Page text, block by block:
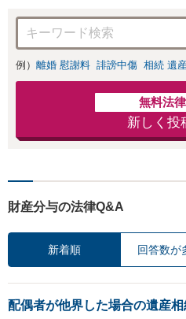
例） 離婚 慰謝料 誹謗中傷 相続 遺
無料法
新しく投
財産分与の法律Q&A
新着順 回答数が
配偶者が他界した場合の遺産相